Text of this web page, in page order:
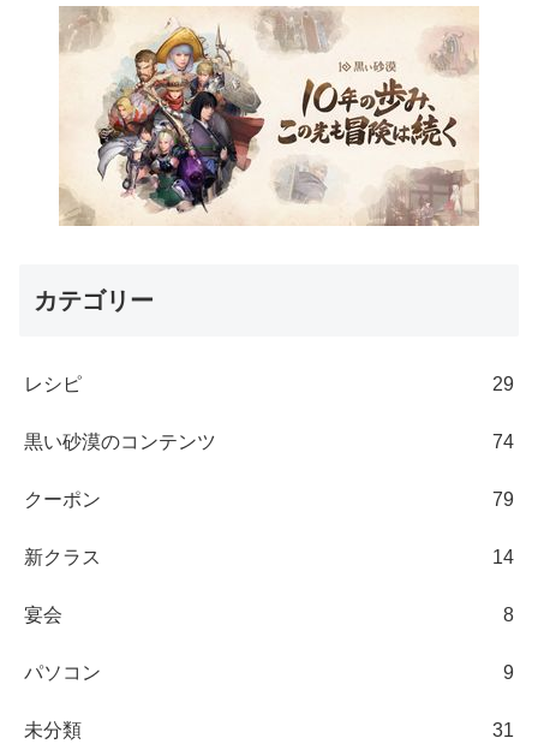
カテゴリー
レシピ 29
黒い砂漠のコンテンツ 74
クーポン 79
新クラス 14
宴会 8
パソコン 9
未分類 31